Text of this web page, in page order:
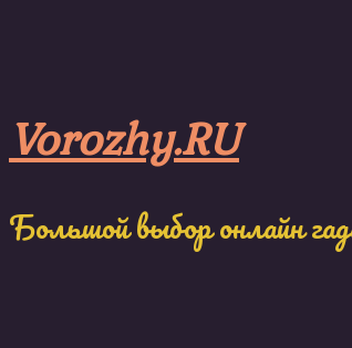
Vorozhy.RU
Большой выбор онлайн